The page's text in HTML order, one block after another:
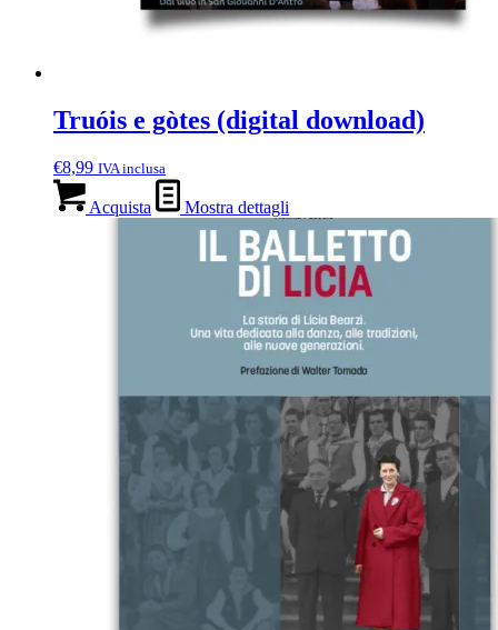
Truóis e gòtes (digital download)
€8,99 IVA inclusa
Acquista Mostra dettagli